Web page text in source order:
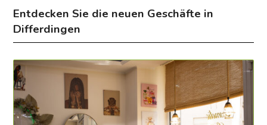
Entdecken Sie die neuen Geschäfte in
Differdingen